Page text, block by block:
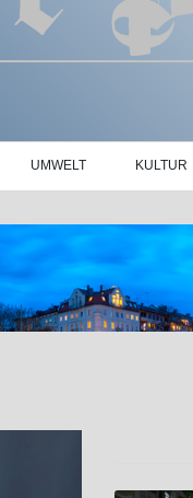
UMWELT KULTUR